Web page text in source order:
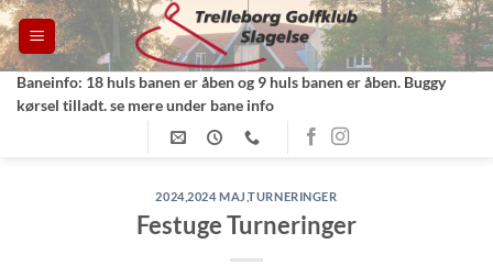
Fortsæt
til
indhold
Baneinfo: 18 huls banen er åben og 9 huls banen er åben. Buggy
kørsel tilladt. se mere under bane info
2024,2024 MAJ ,TURNERINGER
Festuge Turneringer